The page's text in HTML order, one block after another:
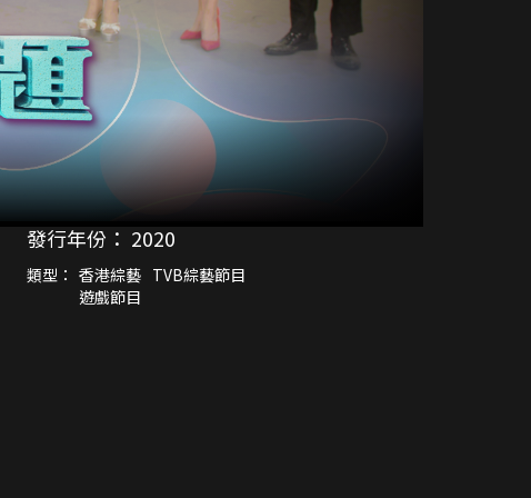
發行年份： 2020
類型： 香港綜藝 TVB綜藝節目
遊戲節目